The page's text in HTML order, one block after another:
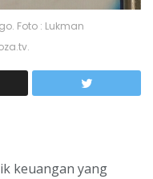
Foto : Lukman
keuangan yang